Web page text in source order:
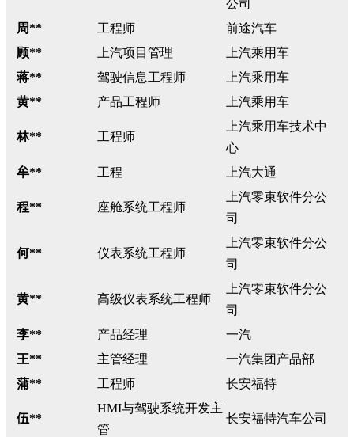
公司
周**
工程师
前途汽车
顾**
上汽项目管理
上汽乘用车
蒋**
驾驶信息工程师
上汽乘用车
黄**
产品工程师 上汽乘用车
林** 工程师
上汽乘用车技术中
心
牟**
工程 上汽大通
程** 座舱系统工程师
上汽零束软件分公
司
何** 仪表系统工程师
上汽零束软件分公
司
黄** 高级仪表系统工程师
上汽零束软件分公
司
李**
产品经理
一汽
王**
主管经理
一汽集团产品部
蒲**
工程师 长安福特
伍**
HMI与驾驶系统开发主
管
长安福特汽车公司